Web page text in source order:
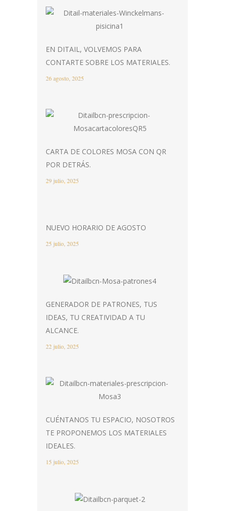
EN DITAIL, VOLVEMOS PARA
CONTARTE SOBRE LOS MATERIALES.
26 agosto, 2025
CARTA DE COLORES MOSA CON QR
POR DETRÁS.
29 julio, 2025
NUEVO HORARIO DE AGOSTO
25 julio, 2025
GENERADOR DE PATRONES, TUS
IDEAS, TU CREATIVIDAD A TU
ALCANCE.
22 julio, 2025
CUÉNTANOS TU ESPACIO, NOSOTROS
TE PROPONEMOS LOS MATERIALES
IDEALES.
15 julio, 2025